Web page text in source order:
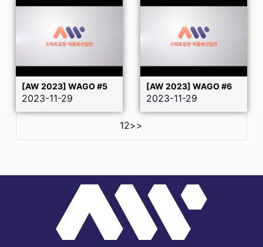
[AW 2023] WAGO #5
2023-11-29
[AW 2023] WAGO #6
2023-11-29
12>>